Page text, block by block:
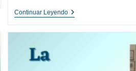
Continuar LeyendoTrucos